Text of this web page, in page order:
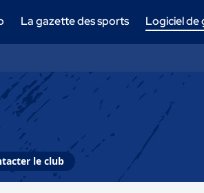
La gazette des sports Logiciel de
le club